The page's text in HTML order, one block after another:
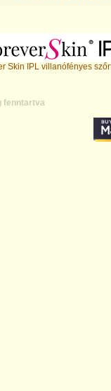
Skin IPL villanófényes
fenntartva